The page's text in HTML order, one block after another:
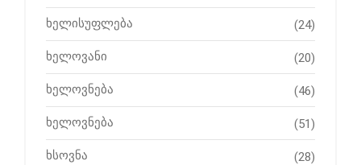
ხელისუფლება (24)
ხელოვანი (20)
ხელოვნება (46)
ხელოვნება (51)
ხსოვნა (28)